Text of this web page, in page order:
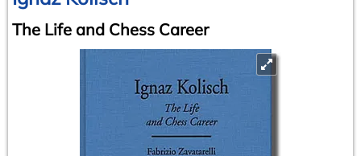
The Life and Chess Career